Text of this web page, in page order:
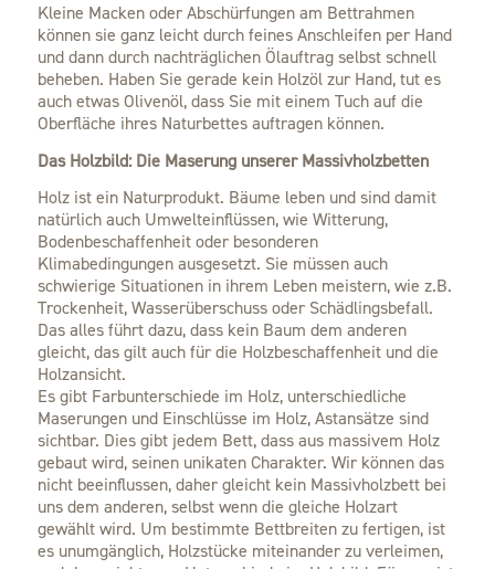
Kleine Macken oder Abschürfungen am Bettrahmen
können sie ganz leicht durch feines Anschleifen per Hand
und dann durch nachträglichen Ölauftrag selbst schnell
beheben. Haben Sie gerade kein Holzöl zur Hand, tut es
auch etwas Olivenöl, dass Sie mit einem Tuch auf die
Oberfläche ihres Naturbettes auftragen können.
Das Holzbild: Die Maserung unserer Massivholzbetten
Holz ist ein Naturprodukt. Bäume leben und sind damit
natürlich auch Umwelteinflüssen, wie Witterung,
Bodenbeschaffenheit oder besonderen
Klimabedingungen ausgesetzt. Sie müssen auch
schwierige Situationen in ihrem Leben meistern, wie z.B.
Trockenheit, Wasserüberschuss oder Schädlingsbefall.
Das alles führt dazu, dass kein Baum dem anderen
gleicht, das gilt auch für die Holzbeschaffenheit und die
Holzansicht.
Es gibt Farbunterschiede im Holz, unterschiedliche
Maserungen und Einschlüsse im Holz, Astansätze sind
sichtbar. Dies gibt jedem Bett, dass aus massivem Holz
gebaut wird, seinen unikaten Charakter. Wir können das
nicht beeinflussen, daher gleicht kein Massivholzbett bei
uns dem anderen, selbst wenn die gleiche Holzart
gewählt wird. Um bestimmte Bettbreiten zu fertigen, ist
es unumgänglich, Holzstücke miteinander zu verleimen,